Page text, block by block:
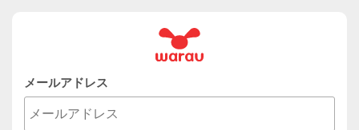
メールアドレス